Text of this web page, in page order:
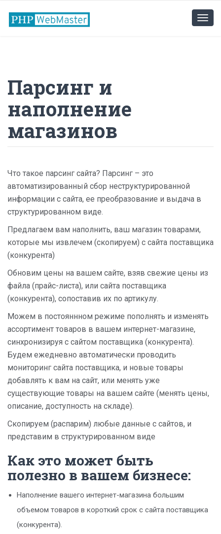
Парсинг и
наполнение
магазинов
Что такое парсинг сайта? Парсинг – это
автоматизированный сбор неструктурированной
информации с сайта, ее преобразование и выдача в
структурированном виде.
Предлагаем вам наполнить, ваш магазин товарами,
которые мы извлечем (скопируем) с сайта поставщика
(конкурента)
Обновим цены на вашем сайте, взяв свежие цены из
файла (прайс-листа), или сайта поставщика
(конкурента), сопоставив их по артикулу.
Можем в постояннном режиме пополнять и изменять
ассортимент товаров в вашем интернет-магазине,
синхронизируя с сайтом поставщика (конкурента).
Будем ежедневно автоматически проводить
мониторинг сайта поставщика, и новые товары
добавлять к вам на сайт, или менять уже
существующие товары на вашем сайте (менять цены,
описание, доступность на складе).
Скопируем (распарим) любые данные с сайтов, и
представим в структурированном виде
Как это может быть
полезно в вашем бизнесе:
Наполнение вашего интернет-магазина большим
объемом товаров в короткий срок с сайта поставщика
(конкурента).